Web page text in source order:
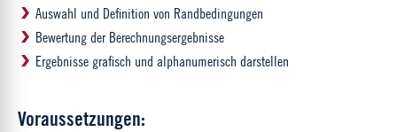
Auswahl und Definition von Randbedingungen
Bewertung der Berechnungsergebnisse
Ergebnisse grafisch und alphanumerisch darstellen
Voraussetzungen: